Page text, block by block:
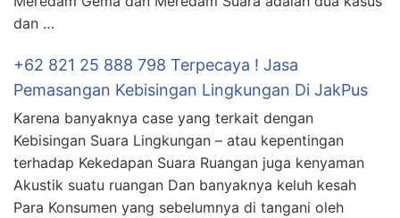
dan …
+62 821 25 888 798 Terpecaya ! Jasa
Pemasangan Kebisingan Lingkungan Di JakPus
Karena banyaknya case yang terkait dengan
Kebisingan Suara Lingkungan – atau kepentingan
terhadap Kekedapan Suara Ruangan juga kenyaman
Akustik suatu ruangan Dan banyaknya keluh kesah
Para Konsumen yang sebelumnya di tangani oleh